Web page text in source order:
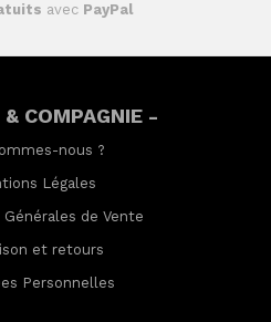
avec PayPal
& COMPAGNIE -
nous ?
Légales
de Vente
et retours
Personnelles